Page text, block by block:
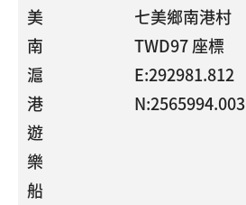
美
南
滬
港
遊
樂
船
七美鄉南港村
TWD97 座標
E:292981.812
N:2565994.003